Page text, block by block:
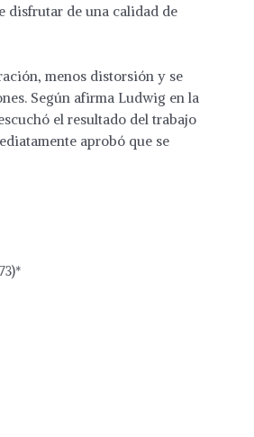
disfrutar de una calidad de
menos distorsión y se
Según afirma Ludwig en la
el resultado del trabajo
aprobó que se